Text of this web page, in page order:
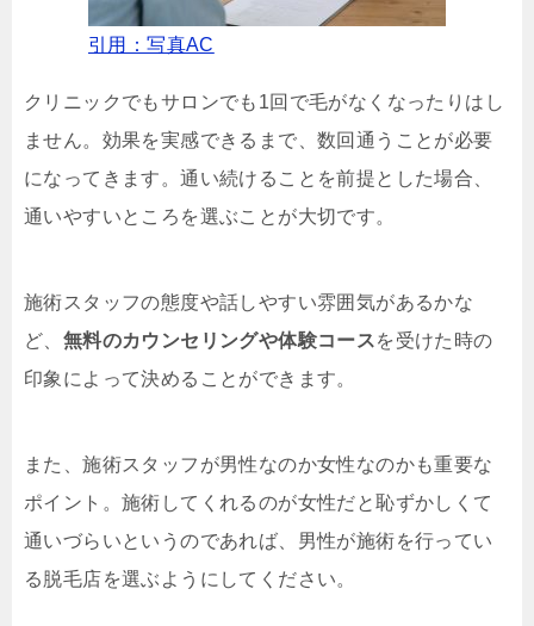
引用：写真AC
クリニックでもサロンでも1回で毛がなくなったりはし
ません。効果を実感できるまで、数回通うことが必要
になってきます。通い続けることを前提とした場合、
通いやすいところを選ぶことが大切です。
施術スタッフの態度や話しやすい雰囲気があるかな
ど、 無料のカウンセリングや体験コースを受けた時の
印象によって決めることができます。
また、施術スタッフが男性なのか女性なのかも重要な
ポイント。施術してくれるのが女性だと恥ずかしくて
通いづらいというのであれば、男性が施術を行ってい
る脱毛店を選ぶようにしてください。